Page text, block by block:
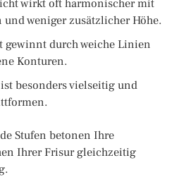
wirkt oft harmonischer mit
und weniger zusätzlicher Höhe.
gewinnt durch weiche Linien
Konturen.
besonders vielseitig und
Stufen betonen Ihre
Ihrer Frisur gleichzeitig